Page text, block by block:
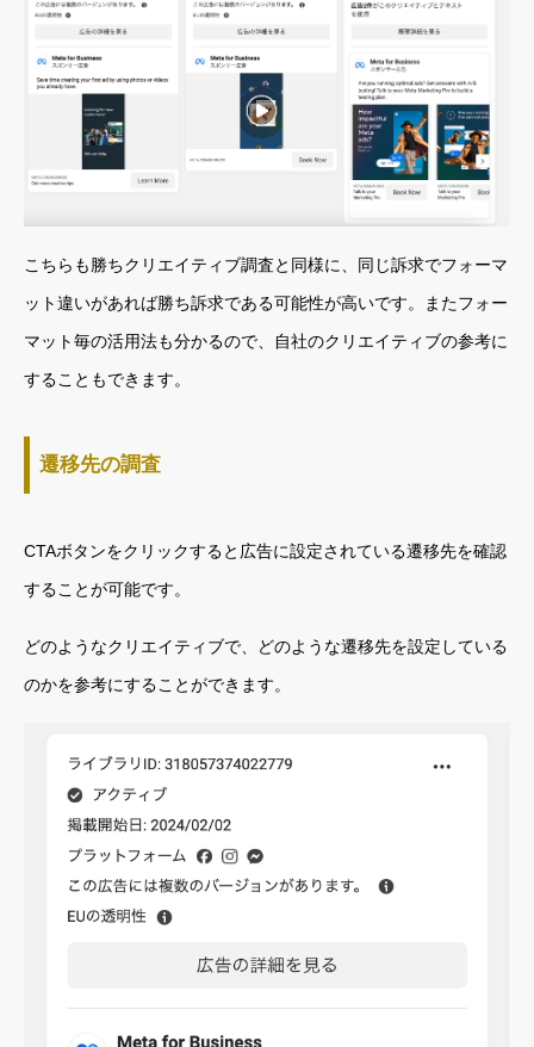
こちらも勝ちクリエイティブ調査と同様に、同じ訴求でフォーマ
ット違いがあれば勝ち訴求である可能性が高いです。またフォー
マット毎の活用法も分かるので、自社のクリエイティブの参考に
することもできます。
遷移先の調査
CTAボタンをクリックすると広告に設定されている遷移先を確認
することが可能です。
どのようなクリエイティブで、どのような遷移先を設定している
のかを参考にすることができます。